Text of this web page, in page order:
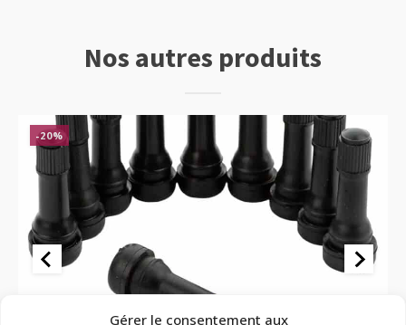
Gérer le consentement aux
Nos autres produits
-20%